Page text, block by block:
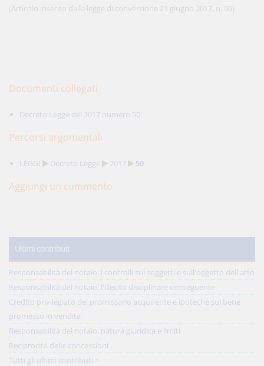
(Articolo inserito dalla legge di conversione 21 giugno 2017, n. 96)
Documenti collegati
Decreto Legge del 2017 numero 50
Percorsi argomentali
LEGGI Decreto Legge 2017 50
Aggiungi un commento
Ultimi contributi
Responsabilità del notaio: i controlli sui soggetti e sull'oggetto dell'atto
Responsabilità del notaio: l'illecito disciplinare conseguente
Credito privilegiato del promissario acquirente e ipoteche sul bene
promesso in vendita
Responsabilità del notaio: natura giuridica e limiti
Reciprocità delle concessioni
Tutti gli ultimi contributi >